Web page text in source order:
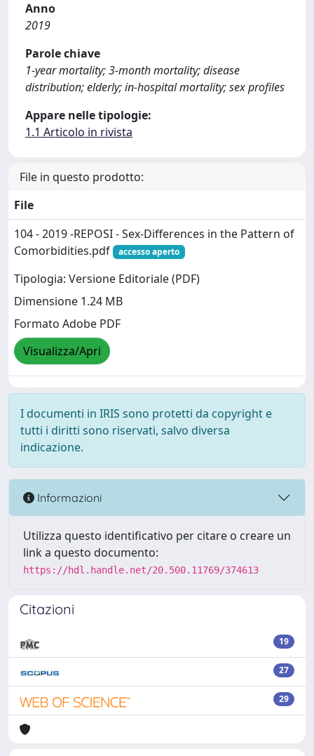
Anno
2019
Parole chiave
1-year mortality; 3-month mortality; disease
distribution; elderly; in-hospital mortality; sex profiles
Appare nelle tipologie:
1.1 Articolo in rivista
File in questo prodotto:
File
104 - 2019 -REPOSI - Sex-Differences in the Pattern of
Comorbidities.pdf
accesso aperto
Tipologia: Versione Editoriale (PDF)
Dimensione 1.24 MB
Formato Adobe PDF
Visualizza/Apri
I documenti in IRIS sono protetti da copyright e
tutti i diritti sono riservati, salvo diversa
indicazione.
Informazioni
Utilizza questo identificativo per citare o creare un
link a questo documento:
https://hdl.handle.net/20.500.11769/374613
Citazioni
19
27
29